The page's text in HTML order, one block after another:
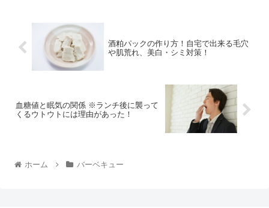
酒粕パックの作り方！自宅で出来る毛穴
や肌荒れ、美白・シミ対策！
血糖値と眠気の関係 ※ランチ後に襲って
くるウトウトには理由があった！
ホーム バーベキュー